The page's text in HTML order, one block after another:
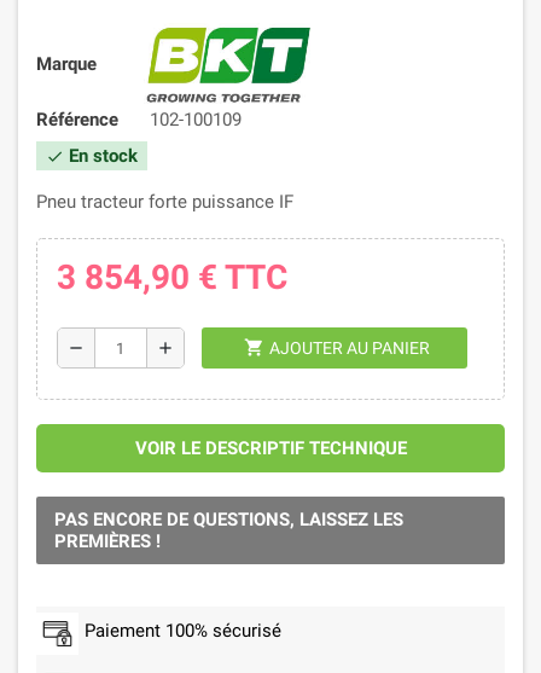
Marque
Référence 102-100109
check En stock
Pneu tracteur forte puissance IF
3 854,90 € TTC
remove add shopping_cart AJOUTER AU PANIER
VOIR LE DESCRIPTIF TECHNIQUE
PAS ENCORE DE QUESTIONS, LAISSEZ LES
PREMIÈRES !
Paiement 100% sécurisé